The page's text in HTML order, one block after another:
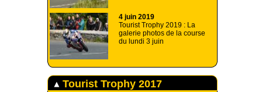
4 juin 2019
Tourist Trophy 2019 : La
galerie photos de la course
du lundi 3 juin
Tourist Trophy 2017